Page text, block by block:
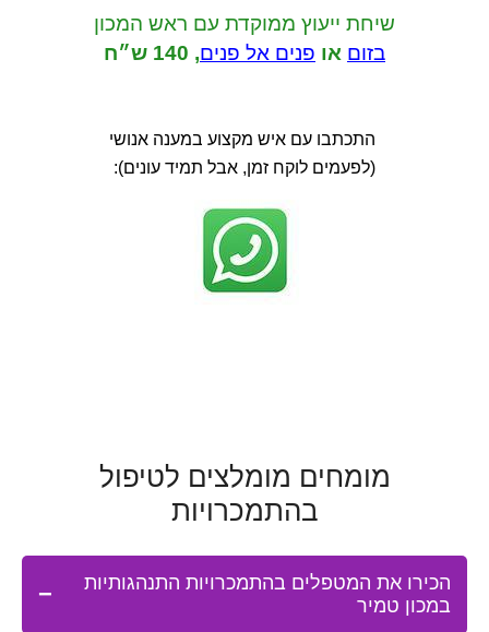
שיחת ייעוץ ממוקדת עם ראש המכון
בזום או פנים אל פנים, 140 ש״ח
התכתבו עם איש מקצוע במענה אנושי
(לפעמים לוקח זמן, אבל תמיד עונים):
מומחים מומלצים לטיפול
בהתמכרויות
הכירו את המטפלים בהתמכרויות התנהגותיות
במכון טמיר